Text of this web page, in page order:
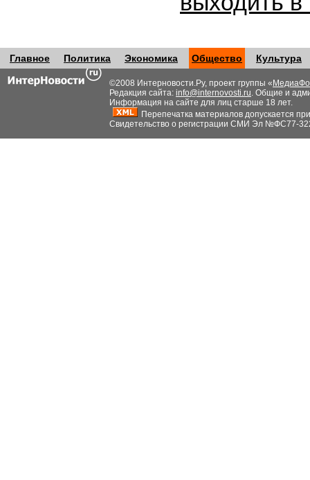
Главное Политика Экономика Общество Культура
©2008 Интерновости.Ру, проект группы «
Редакция сайта: info@internovosti.ru. Общие и
Информация на сайте для лиц старше 18 лет.
Перепечатка материалов допускается
Свидетельство о регистрации СМИ Эл №ФС77-